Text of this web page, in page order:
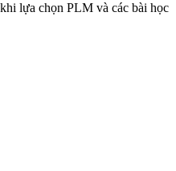
lựa chọn PLM và các bài học